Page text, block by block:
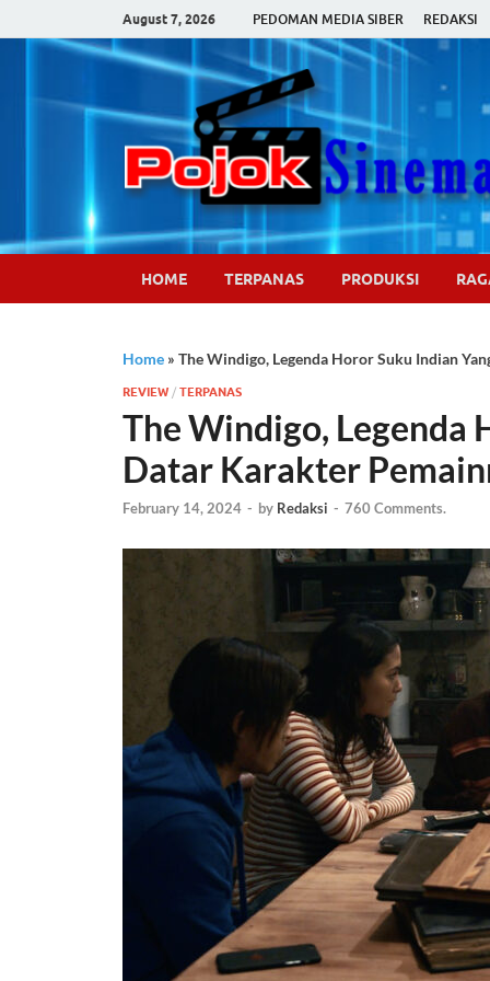
August 7, 2026 PEDOMAN MEDIA SIBER REDAKSI
HOME TERPANAS PRODUKSI
Home » The Windigo, Legenda Horor Suku Indian
REVIEW / TERPANAS
The Windigo, Legenda
Datar Karakter
February 14, 2024 - by Redaksi - 760 Comments.